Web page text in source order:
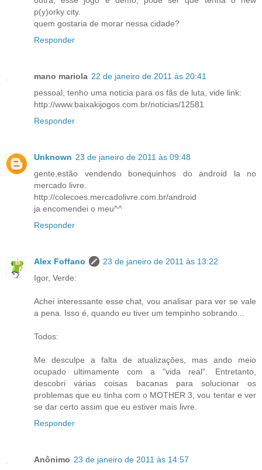
p(y)orky city.
quem gostaria de morar nessa cidade?
Responder
mano mariola 22 de janeiro de 2011 às 20:41
pessoal, tenho uma noticia para os fâs de luta, vide link:
http://www.baixakijogos.com.br/noticias/12581
Responder
Unknown 23 de janeiro de 2011 às 09:48
gente,estão vendendo bonequinhos do android la no
mercado livre.
http://colecoes.mercadolivre.com.br/android
ja encomendei o meu^^
Responder
Alex Foffano
23 de janeiro de 2011 às 13:22
Igor, Verde:
Achei interessante esse chat, vou analisar para ver se vale
a pena. Isso é, quando eu tiver um tempinho sobrando...
Todos:
Me desculpe a falta de atualizações, mas ando meio
ocupado ultimamente com a "vida real". Entretanto,
descobri várias coisas bacanas para solucionar os
problemas que eu tinha com o MOTHER 3, vou tentar e ver
se dar certo assim que eu estiver mais livre.
Responder
Anônimo 23 de janeiro de 2011 às 14:57